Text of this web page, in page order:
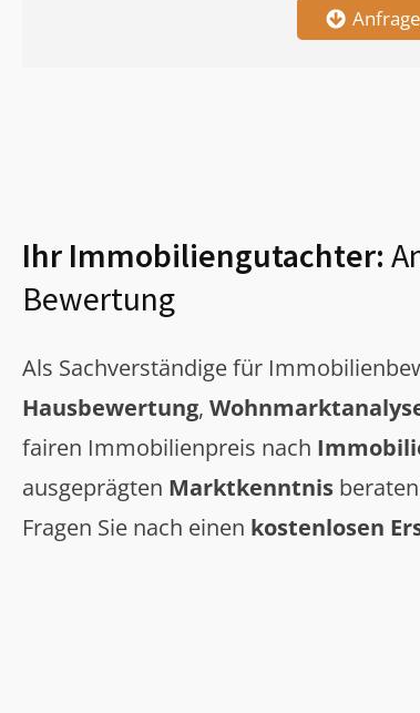
Ihr Immobiliengutachter:
Bewertung
Als Sachverständige für
Hausbewertung,
fairen Immobilienpreis nach
ausgeprägten Marktkenntnis
Fragen Sie nach einen kostenlosen